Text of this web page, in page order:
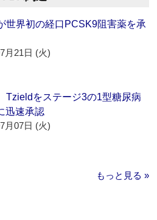
世界初の経口PCSK9阻害薬を承
月21日 (火)
Tzieldをステージ3の1型糖尿病
迅速承認
月07日 (火)
もっと見る »